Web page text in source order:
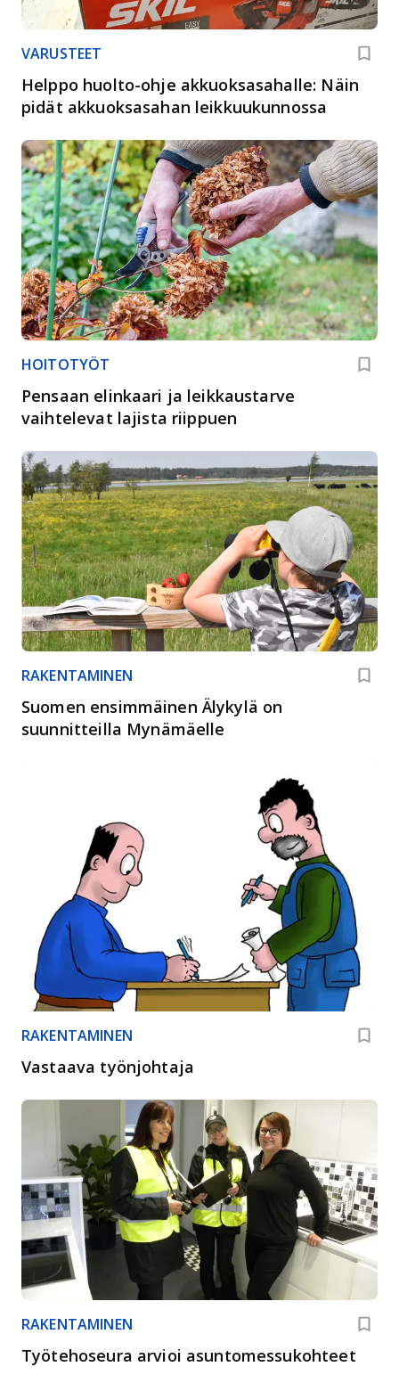
VARUSTEET
Helppo huolto-ohje akkuoksasahalle: Näin
pidät akkuoksasahan leikkuukunnossa
HOITOTYÖT
Pensaan elinkaari ja leikkaustarve
vaihtelevat lajista riippuen
RAKENTAMINEN
Suomen ensimmäinen Älykylä on
suunnitteilla Mynämäelle
RAKENTAMINEN
Vastaava työnjohtaja
RAKENTAMINEN
Työtehoseura arvioi asuntomessukohteet